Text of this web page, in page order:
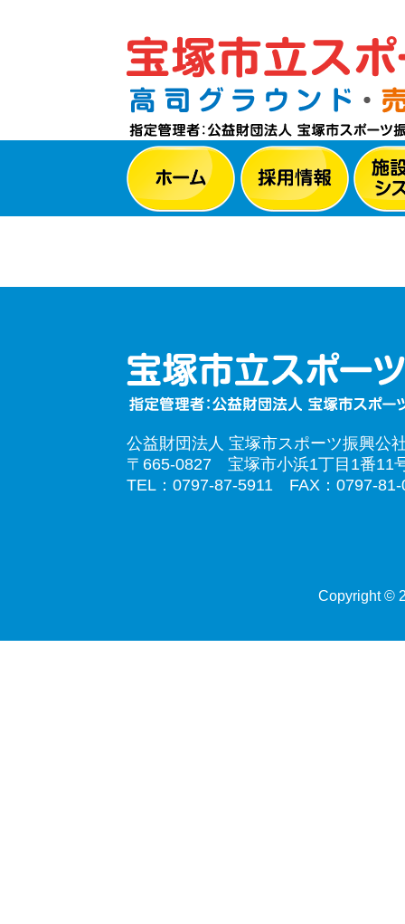
公益財団法人 宝塚市スポーツ振興公
〒665-0827 宝塚市小浜1丁目1番11
TEL：0797-87-5911 FAX：0797-81-
Copyright ©